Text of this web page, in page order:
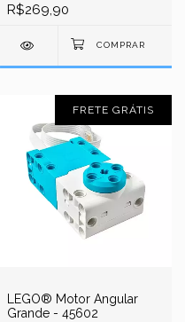
R$269,90
FRETE GRÁTIS
LEGO® Motor Angular
Grande - 45602